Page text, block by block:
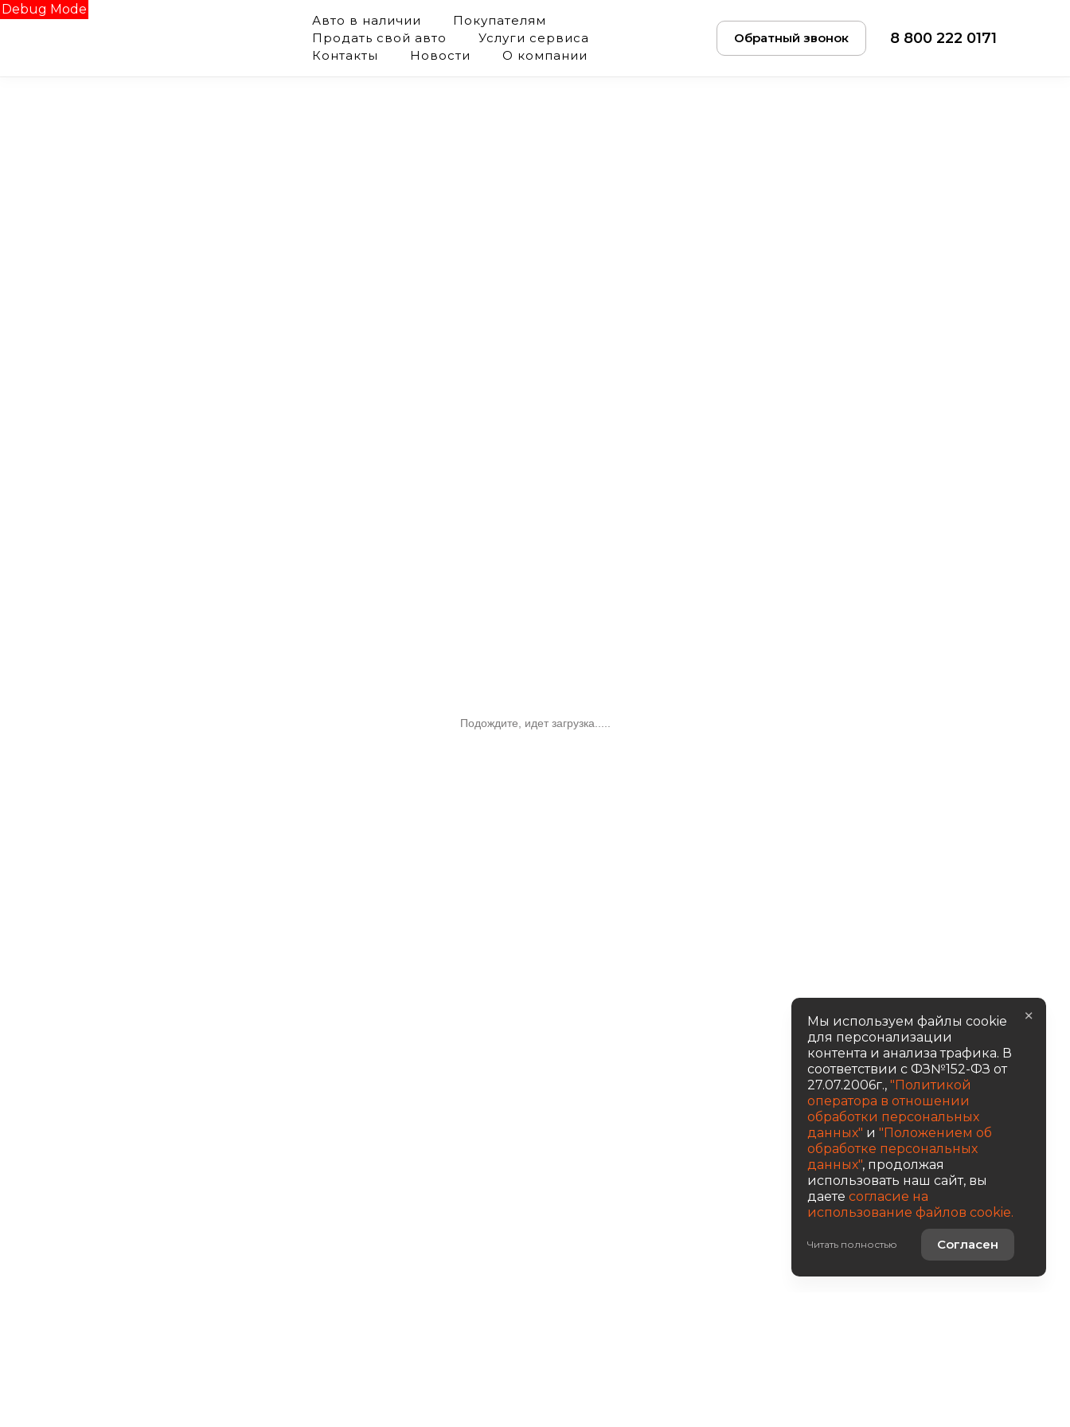
Debug Mode
Авто в наличии
Покупателям
Продать свой авто
Услуги сервиса
Контакты
Новости О компании
Обратный звонок 8 800 222 0171
Подождите, идет загрузка.....
Мы используем файлы cookie
для персонализации
контента и анализа трафика. В
соответствии с ФЗ№152-ФЗ от
27.07.2006г., "Политикой
оператора в отношении
обработки персональных
данных" и "Положением об
обработке персональных
данных", продолжая
использовать наш сайт, вы
даете согласие на
использование файлов cookie.
Читать полностью Согласен
×